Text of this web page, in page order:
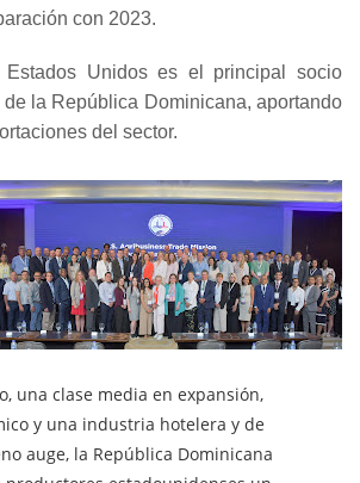
con 2023.
Estados Unidos es el principal socio
la República Dominicana, aportando
del sector.
una clase media en expansión,
y una industria hotelera y de
auge, la República Dominicana